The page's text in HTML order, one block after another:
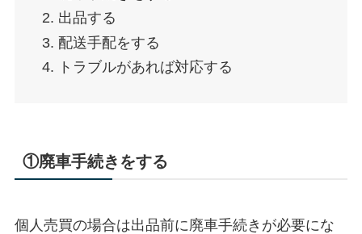
出品する
配送手配をする
トラブルがあれば対応する
①廃車手続きをする
個人売買の場合は出品前に廃車手続きが必要にな